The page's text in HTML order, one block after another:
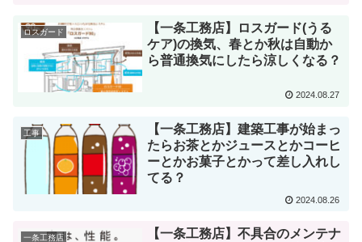
ロスガード
【一条工務店】ロスガード(うる
ケア)の換気、春とか秋は自動か
ら普通換気にしたら涼しくなる？
2024.08.27
工事
【一条工務店】建築工事が始まっ
たらお茶とかジュースとかコーヒ
ーとかお菓子とかって差し入れし
てる？
2024.08.26
一条工務店
【一条工務店】不具合のメンテナ